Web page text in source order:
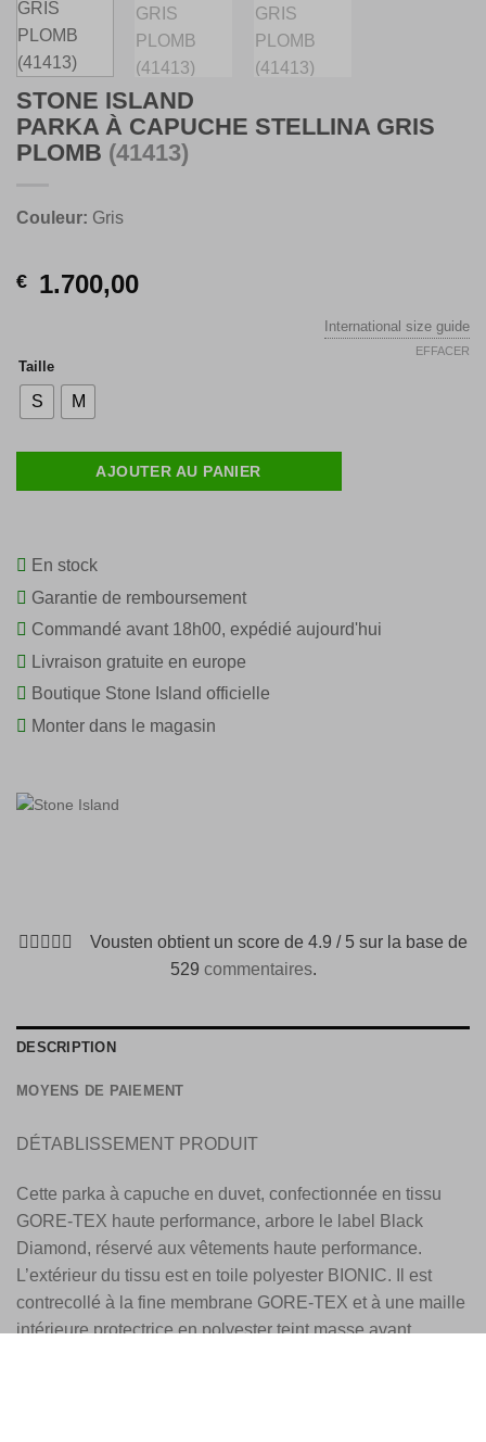
STONE ISLAND
PARKA À CAPUCHE STELLINA GRIS
PLOMB (41413)
Couleur: Gris
€ 1.700,00
International size guide
Taille
S M
EFFACER
AJOUTER AU PANIER
En stock
Garantie de remboursement
Commandé avant 18h00, expédié aujourd'hui
Livraison gratuite en europe
Boutique Stone Island officielle
Monter dans le magasin
Vousten obtient un score de 4.9 / 5 sur la base de
529 commentaires.
DESCRIPTION
MOYENS DE PAIEMENT
DÉTABLISSEMENT PRODUIT
Cette parka à capuche en duvet, confectionnée en tissu
GORE-TEX haute performance, arbore le label Black
Diamond, réservé aux vêtements haute performance.
L’extérieur du tissu est en toile polyester BIONIC. Il est
contrecollé à la fine membrane GORE-TEX et à une maille
intérieure protectrice en polyester teint masse avant